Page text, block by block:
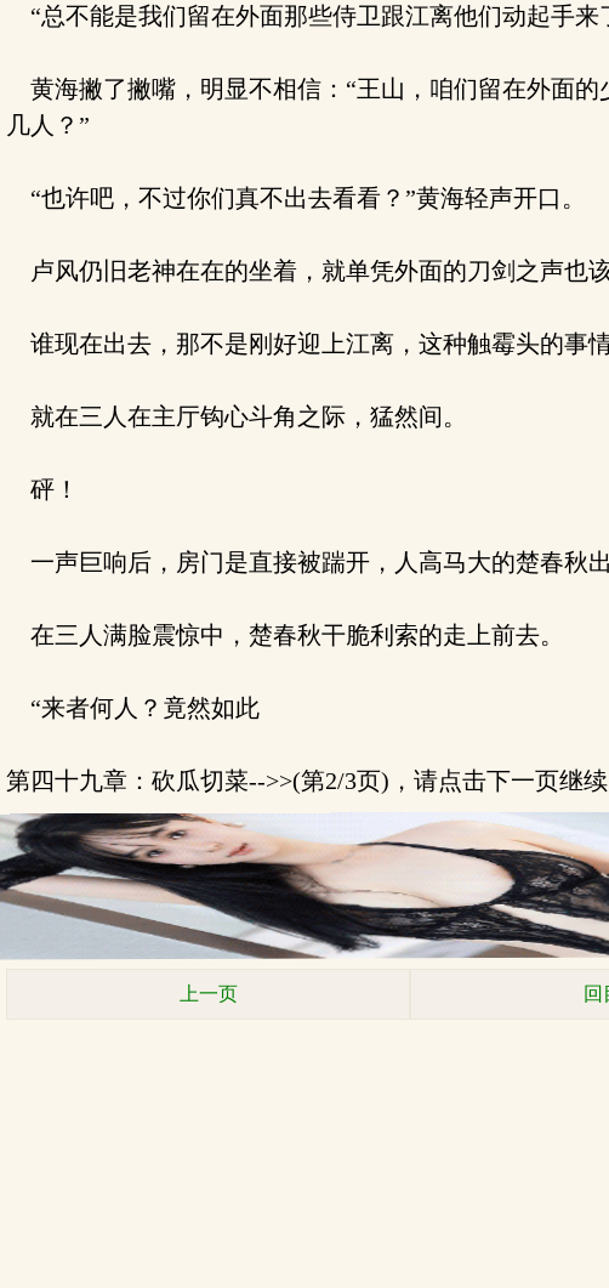
“总不能是我们留在外面那些侍卫跟江离他们动起手来
黄海撇了撇嘴，明显不相信：“王山，咱们留在外面
几人？”
“也许吧，不过你们真不出去看看？”黄海轻声开口。
卢风仍旧老神在在的坐着，就单凭外面的刀剑之声也
谁现在出去，那不是刚好迎上江离，这种触霉头的事情
就在三人在主厅钩心斗角之际，猛然间。
砰！
一声巨响后，房门是直接被踹开，人高马大的楚春秋出
在三人满脸震惊中，楚春秋干脆利索的走上前去。
“来者何人？竟然如此
第四十九章：砍瓜切菜-->>(第2/3页)，请点击下一页继续
上一页 回